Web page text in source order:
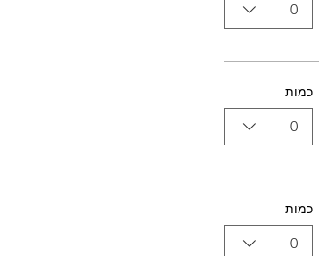
0
כמות
0
כמות
0